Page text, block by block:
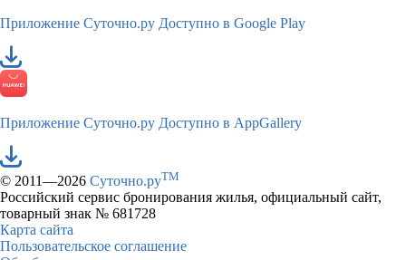
Приложение Суточно.ру Доступно в Google Play
Приложение Суточно.ру Доступно в AppGallery
© 2011—2026 Суточно.руTM
Российский сервис бронирования жилья, официальный сайт,
товарный знак № 681728
Карта сайта
Пользовательское соглашение